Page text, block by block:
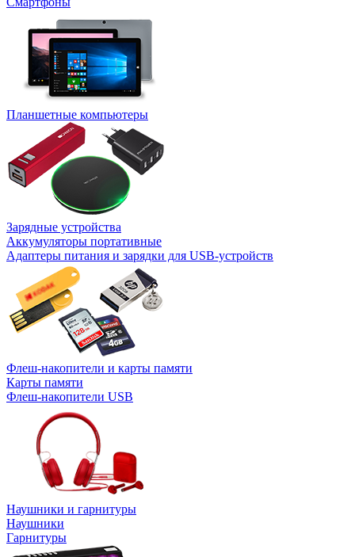
Планшетные компьютеры
Зарядные устройства
Аккумуляторы портативные
Адаптеры питания и зарядки для USB-устройств
Флеш-накопители и карты памяти
Карты памяти
Флеш-накопители USB
Наушники и гарнитуры
Наушники
Гарнитуры